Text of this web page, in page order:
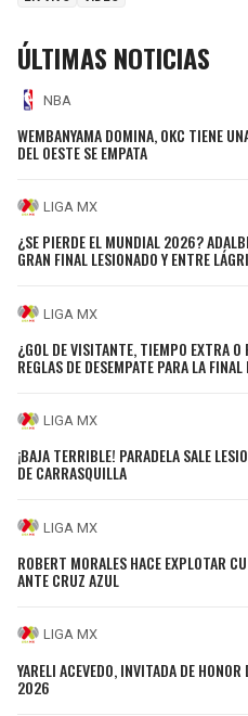
ÚLTIMAS NOTICIAS
NBA
WEMBANYAMA DOMINA, OKC TIENE
DEL OESTE SE EMPATA
LIGA MX
¿SE PIERDE EL MUNDIAL 2026?
GRAN FINAL LESIONADO Y ENTRE
LIGA MX
¿GOL DE VISITANTE, TIEMPO EXTRA
REGLAS DE DESEMPATE PARA LA
LIGA MX
¡BAJA TERRIBLE! PARADELA SALE
DE CARRASQUILLA
LIGA MX
ROBERT MORALES HACE EXPLOTAR
ANTE CRUZ AZUL
LIGA MX
YARELI ACEVEDO, INVITADA DE
2026